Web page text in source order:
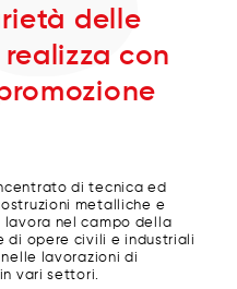
delle
con
di tecnica ed
metalliche e
nel campo della
di opere civili e industriali
lavorazioni di
vari settori.